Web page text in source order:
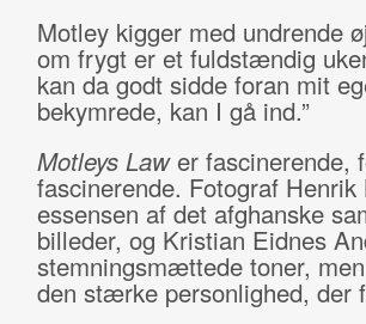
Motley kigger med undrende
om frygt er et fuldstændig
kan da godt sidde foran mit
bekymrede, kan I gå ind.”
Motleys Lawer fascinerende,
fascinerende. Fotograf
essensen af det afghanske
billeder, og Kristian Eidnes
stemningsmættede toner,
den stærke personlighed, der